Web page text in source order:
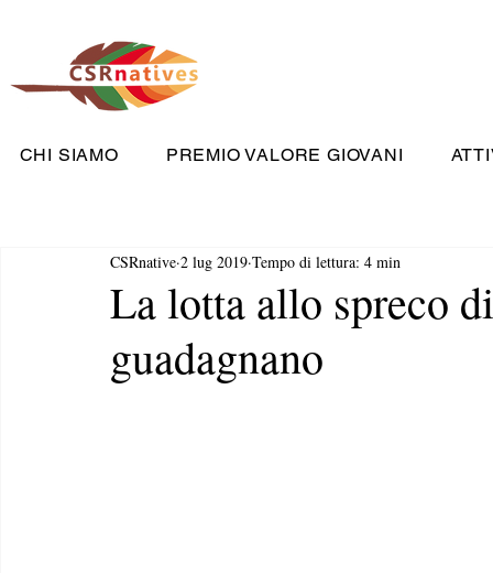
CHI SIAMO PREMIO VALORE GIOVANI
La lotta allo spreco
guadagnano
CSRnative 2 lug 2019 Tempo di lettura: 4 min